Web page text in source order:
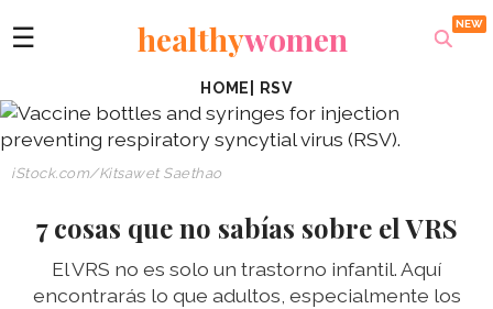
☰ healthywomen
HOME RSV
iStock.com/Kitsawet Saethao
7 cosas que no sabías sobre el VRS
El VRS no es solo un trastorno infantil. Aquí
encontrarás lo que adultos, especialmente los